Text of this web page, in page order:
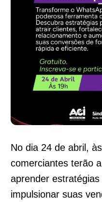
No dia 24 de abril,
comerciantes terão
aprender
impulsionar suas